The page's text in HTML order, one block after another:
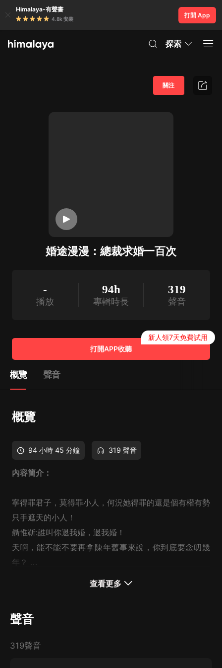
Himalaya-有聲書
4.8k 安裝
打開 App
探索
婚途漫漫：總裁求婚一百次
關注
-
播放
94h
專輯時長
319
聲音
打開APP收聽
新人領7天免費試用
概覽 聲音
概覽
94 小時 45 分鐘 319 聲音
內容簡介：
寧得罪君子，莫得罪小人，何況她得罪的還是個有權有勢
只手遮天的小人！
聶惟靳:誰叫你退我婚，退我婚！
天啊，能不能不要再拿陳年舊事來說，你到底要念叨幾
年？
主播簡介：
查看更多
聲音
319聲音